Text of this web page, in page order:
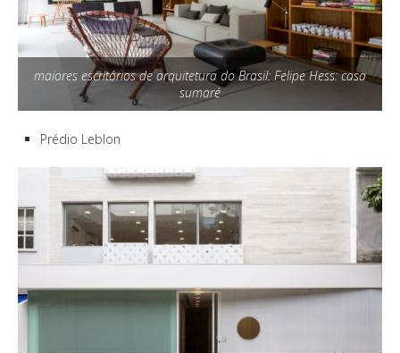
maiores escritórios de arquitetura do Brasil: Felipe Hess: casa
sumaré
Prédio Leblon